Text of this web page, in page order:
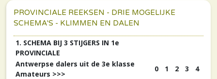
PROVINCIALE REEKSEN - DRIE MOGELIJKE
SCHEMA'S - KLIMMEN EN DALEN
1. SCHEMA BIJ 3 STIJGERS IN 1e
PROVINCIALE
Antwerpse dalers uit de 3e klasse
Amateurs >>>
0 1 2 3 4